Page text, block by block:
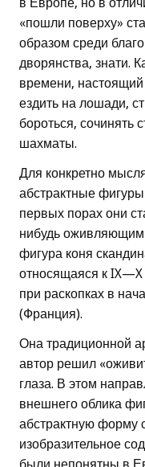
«пошли поверху»
образом среди
дворянства, знати.
времени,
ездить на лошади,
бороться, сочинять
шахматы.
Для конкретно
абстрактные
первых порах они
нибудь
фигура коня
относящаяся к
при раскопках в
(Франция).
Она традиционной
автор решил
глаза. В этом
внешнего облика
абстрактную форму
изобразительное